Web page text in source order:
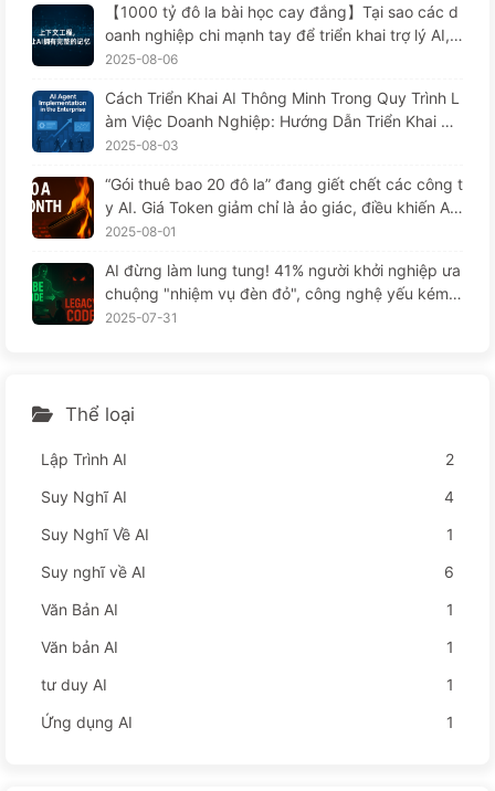
Học AI 170
【1000 tỷ đô la bài học cay đắng】Tại sao các d
oanh nghiệp chi mạnh tay để triển khai trợ lý AI, n
hưng lại "quên" vào những lúc then chốt, khiến đ
ậm rãi học AI169
2025-08-06
Cách Triển Khai AI Thông Minh Trong Quy Trình L
àm Việc Doanh Nghiệp: Hướng Dẫn Triển Khai Ho
àn Chỉnh Năm 2025 — Chậm Rãi Học AI166
2025-08-03
“Gói thuê bao 20 đô la” đang giết chết các công t
y AI. Giá Token giảm chỉ là ảo giác, điều khiến AI
thực sự đắt đỏ chính là lòng tham của bạn — Họ
2025-08-01
AI đừng làm lung tung! 41% người khởi nghiệp ưa
chuộng "nhiệm vụ đèn đỏ", công nghệ yếu kém k
hiến nhân viên khổ sở hơn — từ từ học AI
2025-07-31
Thể loại
Lập Trình AI
2
Suy Nghĩ AI
4
Suy Nghĩ Về AI
1
Suy nghĩ về AI
6
Văn Bản AI
1
Văn bản AI
1
tư duy AI
1
Ứng dụng AI
1